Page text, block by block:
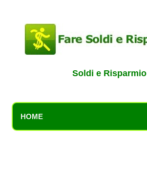
Soldi e Risparmio
HOME